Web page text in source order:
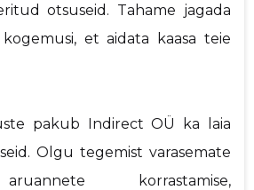
otsuseid. Tahame jagada
et aidata kaasa teie
pakub Indirect OÜ ka laia
Olgu tegemist varasemate
korrastamise,